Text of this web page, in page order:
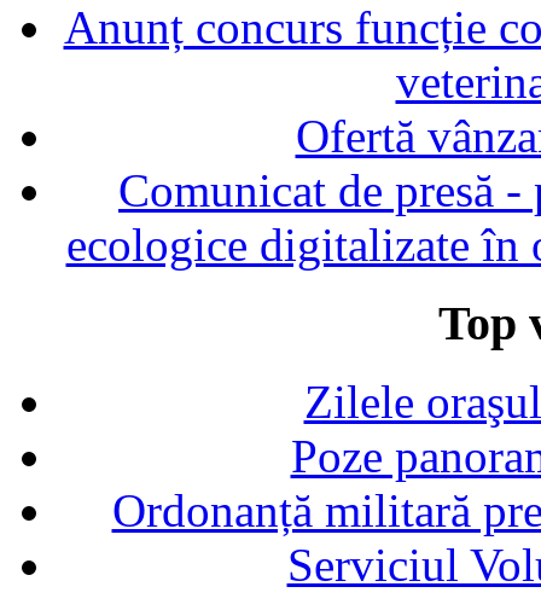
Anunț concurs funcție
Ofertă
Comunicat de presă
ecologice digitalizate în
Top
Zilele
Poze
Ordonanță militară
Serviciul